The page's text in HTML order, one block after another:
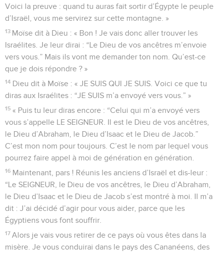
Voici la preuve : quand tu auras fait sortir d’Égypte le peuple
d’Israël, vous me servirez sur cette montagne. »
13 Moïse dit à Dieu : « Bon ! Je vais donc aller trouver les
Israélites. Je leur dirai : “Le Dieu de vos ancêtres m’envoie
vers vous.” Mais ils vont me demander ton nom. Qu’est-ce
que je dois répondre ? »
14 Dieu dit à Moïse : « JE SUIS QUI JE SUIS. Voici ce que tu
diras aux Israélites : “JE SUIS m’a envoyé vers vous.” »
15 « Puis tu leur diras encore : “Celui qui m’a envoyé vers
vous s’appelle LE SEIGNEUR. Il est le Dieu de vos ancêtres,
le Dieu d’Abraham, le Dieu d’Isaac et le Dieu de Jacob.”
C’est mon nom pour toujours. C’est le nom par lequel vous
pourrez faire appel à moi de génération en génération.
16 Maintenant, pars ! Réunis les anciens d’Israël et dis-leur :
“Le SEIGNEUR, le Dieu de vos ancêtres, le Dieu d’Abraham,
le Dieu d’Isaac et le Dieu de Jacob s’est montré à moi. Il m’a
dit : J’ai décidé d’agir pour vous aider, parce que les
Égyptiens vous font souffrir.
17 Alors je vais vous retirer de ce pays où vous êtes dans la
misère. Je vous conduirai dans le pays des Cananéens, des